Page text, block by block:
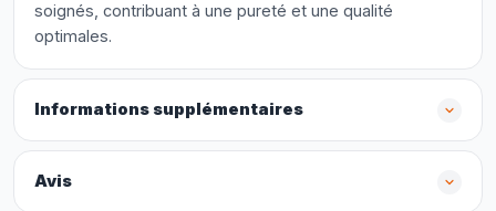
soignés, contribuant à une pureté et une qualité
optimales.
Informations supplémentaires
Avis